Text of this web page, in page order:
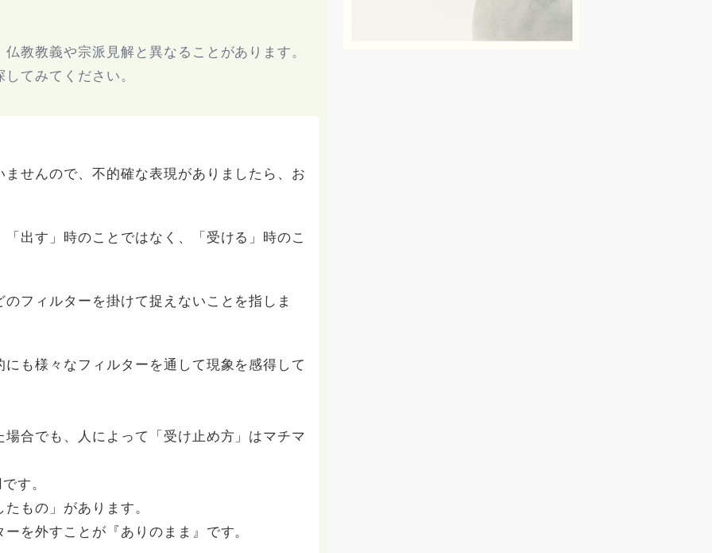
教教義や宗派見解と異なることがあります。
てみてください。
せんので、不的確な表現がありましたら、お
出す」時のことではなく、「受ける」時のこ
フィルターを掛けて捉えないことを指しま
も様々なフィルターを通して現象を感得して
合でも、人によって「受け止め方」はマチマ
す。
もの」があります。
を外すことが『ありのまま』です。